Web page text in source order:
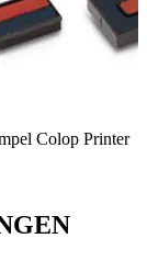
Colop Printer